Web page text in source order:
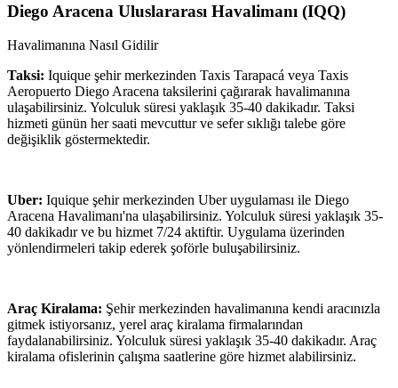
Diego Aracena Uluslararası Havalimanı (IQQ)
Havalimanına Nasıl Gidilir
Taksi: Iquique şehir merkezinden Taxis Tarapacá veya Taxis
Aeropuerto Diego Aracena taksilerini çağırarak havalimanına
ulaşabilirsiniz. Yolculuk süresi yaklaşık 35-40 dakikadır. Taksi
hizmeti günün her saati mevcuttur ve sefer sıklığı talebe göre
değişiklik göstermektedir.
Uber: Iquique şehir merkezinden Uber uygulaması ile Diego
Aracena Havalimanı'na ulaşabilirsiniz. Yolculuk süresi yaklaşık 35-
40 dakikadır ve bu hizmet 7/24 aktiftir. Uygulama üzerinden
yönlendirmeleri takip ederek şoförle buluşabilirsiniz.
Araç Kiralama: Şehir merkezinden havalimanına kendi aracınızla
gitmek istiyorsanız, yerel araç kiralama firmalarından
faydalanabilirsiniz. Yolculuk süresi yaklaşık 35-40 dakikadır. Araç
kiralama ofislerinin çalışma saatlerine göre hizmet alabilirsiniz.